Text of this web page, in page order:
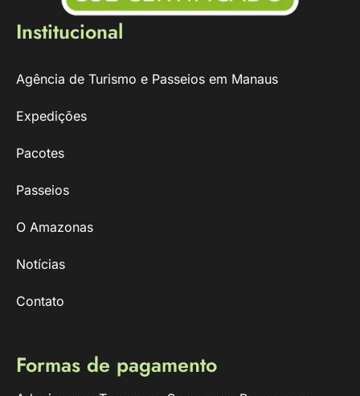
Institucional
Agência de Turismo e Passeios em Manaus
Expedições
Pacotes
Passeios
O Amazonas
Notícias
Contato
Formas de pagamento